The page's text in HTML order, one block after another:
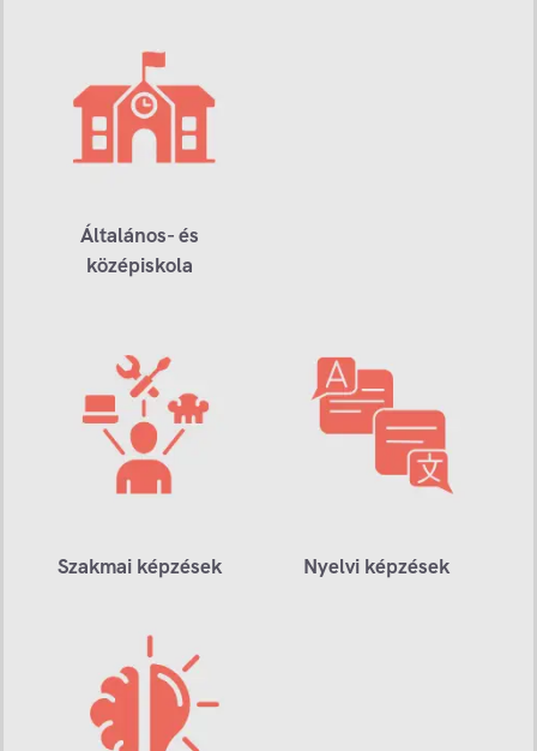
Általános- és
középiskola
Szakmai képzések Nyelvi képzések